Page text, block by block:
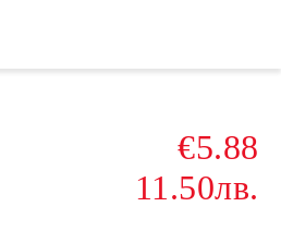
€5.88
11.50лв.